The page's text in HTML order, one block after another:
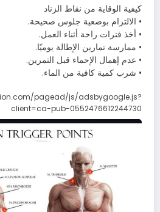
كيفية الوقاية من نقاط الزناد
• الالتزام بوضعية جلوس صحيحة.
• أخذ فترات راحة أثناء العمل.
• ممارسة تمارين الإطالة يوميًا.
• عدم إهمال الإحماء قبل التمرين.
• شرب كمية كافية من الماء.
pagead/js/adsbygoogle.js?
client=ca-pub-0552476612244730